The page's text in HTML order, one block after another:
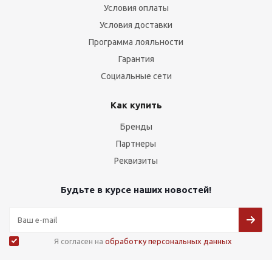
Условия оплаты
Условия доставки
Программа лояльности
Гарантия
Социальные сети
Как купить
Бренды
Партнеры
Реквизиты
Будьте в курсе наших новостей!
Я согласен на обработку персональных данных